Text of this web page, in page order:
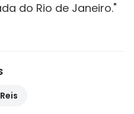
do Rio de Janeiro."